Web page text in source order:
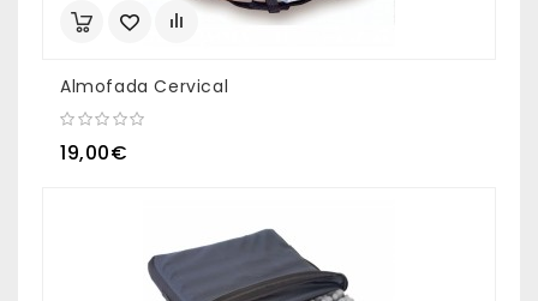
Almofada Cervical
19,00€